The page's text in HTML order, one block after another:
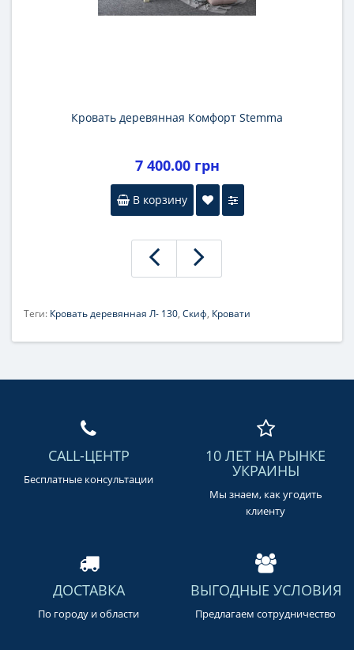
Кровать деревянная Комфорт Stemma
7 400.00 грн
В корзину
Теги: Кровать деревянная Л- 130, Скиф, Кровати
CALL-ЦЕНТР
Бесплатные консультации
10 ЛЕТ НА РЫНКЕ
УКРАИНЫ
Мы знаем, как угодить
клиенту
ДОСТАВКА
По городу и области
ВЫГОДНЫЕ УСЛОВИЯ
Предлагаем сотрудничество